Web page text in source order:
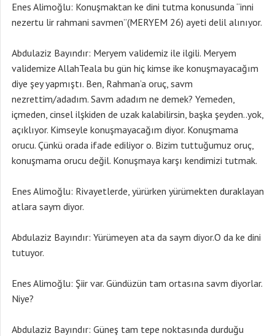
Enes Alimoğlu: Konuşmaktan ke dini tutma konusunda “inni
nezertu lir rahmani savmen”(MERYEM 26) ayeti delil alınıyor.
Abdulaziz Bayındır: Meryem validemiz ile ilgili. Meryem
validemize AllahTeala bu gün hiç kimse ike konuşmayacağım
diye şey yapmıştı. Ben, Rahman’a oruç, savm
nezrettim/adadım. Savm adadım ne demek? Yemeden,
içmeden, cinsel ilşkiden de uzak kalabilirsin, başka şeyden..yok,
açıklıyor. Kimseyle konuşmayacağım diyor. Konuşmama
orucu. Çünkü orada ifade ediliyor o. Bizim tuttuğumuz oruç,
konuşmama orucu değil. Konuşmaya karşı kendimizi tutmak.
Enes Alimoğlu: Rivayetlerde, yürürken yürümekten duraklayan
atlara saym diyor.
Abdulaziz Bayındır: Yürümeyen ata da saym diyor.O da ke dini
tutuyor.
Enes Alimoğlu: Şiir var. Gündüzün tam ortasına savm diyorlar.
Niye?
Abdulaziz Bayındır: Güneş tam tepe noktasında durduğu